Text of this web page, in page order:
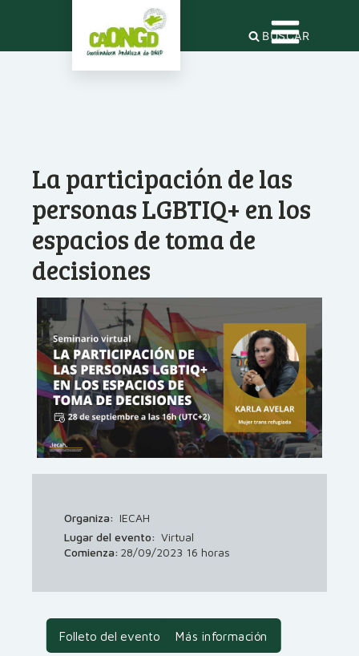
BUSCAR
La participación de las
personas LGBTIQ+ en los
espacios de toma de
decisiones
Organiza: IECAH
Lugar del evento: Virtual
Comienza: 28/09/2023 16 horas
Folleto del evento Más información